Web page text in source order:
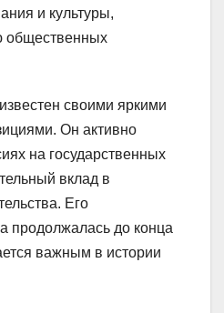
и культуры,
общественных
своими яркими
Он активно
на государственных
вклад в
Его
продолжалась до конца
важным в истории